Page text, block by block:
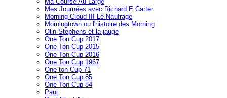
Mes Journées avec Richard E.Carter
Morning Cloud III Le Naufrage
Morningtown ou l'histoire des Morning
Olin Stephens et la jauge
One Ton Cup 2017
One Ton Cup 2015
One Ton Cup 2016
One Ton Cup 1967
One ton Cup 71
One Ton Cup 85
One Ton Cup 84
Paul